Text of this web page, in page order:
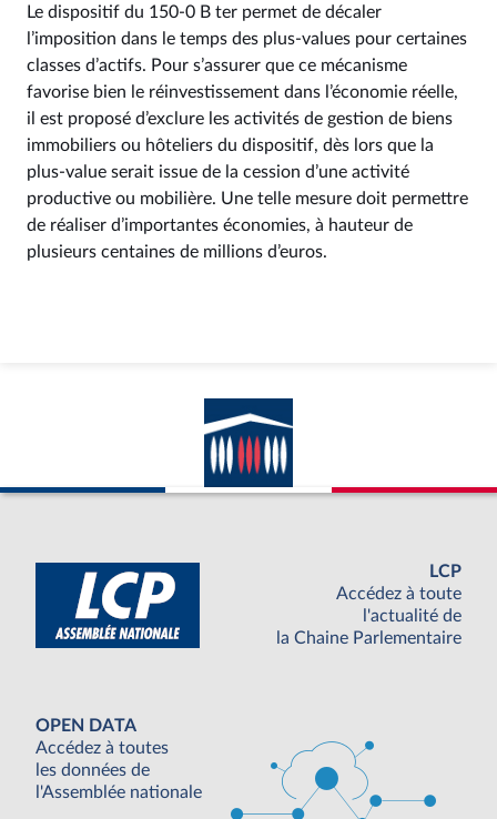
Le dispositif du 150‑0 B ter permet de décaler
l’imposition dans le temps des plus-values pour certaines
classes d’actifs. Pour s’assurer que ce mécanisme
favorise bien le réinvestissement dans l’économie réelle,
il est proposé d’exclure les activités de gestion de biens
immobiliers ou hôteliers du dispositif, dès lors que la
plus-value serait issue de la cession d’une activité
productive ou mobilière. Une telle mesure doit permettre
de réaliser d’importantes économies, à hauteur de
plusieurs centaines de millions d’euros.
LCP
Accédez à toute
l'actualité de
la Chaine Parlementaire
OPEN DATA
Accédez à toutes
les données de
l'Assemblée nationale